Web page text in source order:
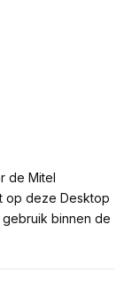
de Mitel
op deze Desktop
binnen de